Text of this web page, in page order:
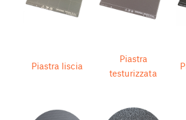
Piastra liscia
Piastra
testurizzata